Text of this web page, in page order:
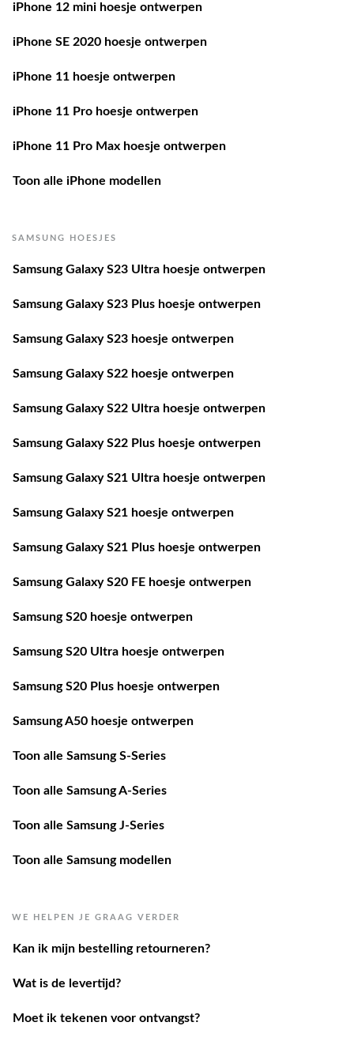
iPhone 12 mini hoesje ontwerpen
iPhone SE 2020 hoesje ontwerpen
iPhone 11 hoesje ontwerpen
iPhone 11 Pro hoesje ontwerpen
iPhone 11 Pro Max hoesje ontwerpen
Toon alle iPhone modellen
SAMSUNG HOESJES
Samsung Galaxy S23 Ultra hoesje ontwerpen
Samsung Galaxy S23 Plus hoesje ontwerpen
Samsung Galaxy S23 hoesje ontwerpen
Samsung Galaxy S22 hoesje ontwerpen
Samsung Galaxy S22 Ultra hoesje ontwerpen
Samsung Galaxy S22 Plus hoesje ontwerpen
Samsung Galaxy S21 Ultra hoesje ontwerpen
Samsung Galaxy S21 hoesje ontwerpen
Samsung Galaxy S21 Plus hoesje ontwerpen
Samsung Galaxy S20 FE hoesje ontwerpen
Samsung S20 hoesje ontwerpen
Samsung S20 Ultra hoesje ontwerpen
Samsung S20 Plus hoesje ontwerpen
Samsung A50 hoesje ontwerpen
Toon alle Samsung S-Series
Toon alle Samsung A-Series
Toon alle Samsung J-Series
Toon alle Samsung modellen
WE HELPEN JE GRAAG VERDER
Kan ik mijn bestelling retourneren?
Wat is de levertijd?
Moet ik tekenen voor ontvangst?